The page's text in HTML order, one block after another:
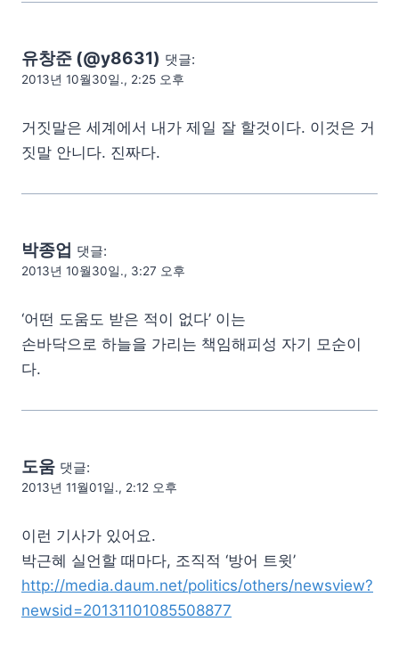
유창준 (@y8631) 댓글:
2013년 10월30일., 2:25 오후
거짓말은 세계에서 내가 제일 잘 할것이다. 이것은 거
짓말 안니다. 진짜다.
박종업 댓글:
2013년 10월30일., 3:27 오후
‘어떤 도움도 받은 적이 없다’ 이는
손바닥으로 하늘을 가리는 책임해피성 자기 모순이
다.
도움 댓글:
2013년 11월01일., 2:12 오후
이런 기사가 있어요.
박근혜 실언할 때마다, 조직적 ‘방어 트윗’
http://media.daum.net/politics/others/newsview?
newsid=20131101085508877